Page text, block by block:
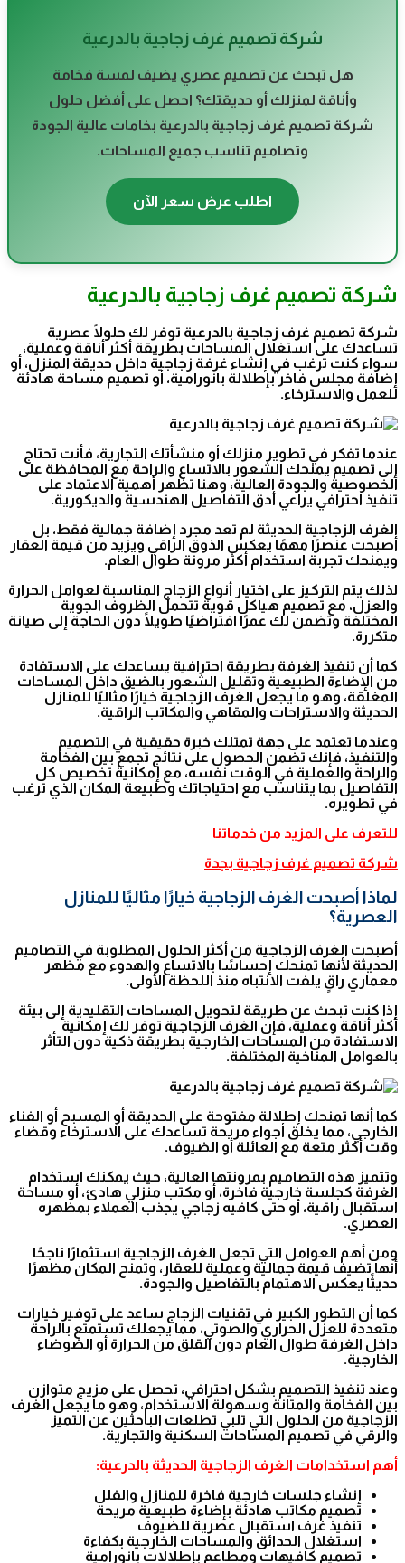
شركة تصميم غرف زجاجية بالدرعية
هل تبحث عن تصميم عصري يضيف لمسة فخامة
وأناقة لمنزلك أو حديقتك؟ احصل على أفضل حلول
شركة تصميم غرف زجاجية بالدرعية بخامات عالية الجودة
وتصاميم تناسب جميع المساحات.
اطلب عرض سعر الآن
شركة تصميم غرف زجاجية بالدرعية
شركة تصميم غرف زجاجية بالدرعية توفر لك حلولًا عصرية
تساعدك على استغلال المساحات بطريقة أكثر أناقة وعملية،
سواء كنت ترغب في إنشاء غرفة زجاجية داخل حديقة المنزل، أو
إضافة مجلس فاخر بإطلالة بانورامية، أو تصميم مساحة هادئة
للعمل والاسترخاء.
عندما تفكر في تطوير منزلك أو منشأتك التجارية، فأنت تحتاج
إلى تصميم يمنحك الشعور بالاتساع والراحة مع المحافظة على
الخصوصية والجودة العالية، وهنا تظهر أهمية الاعتماد على
تنفيذ احترافي يراعي أدق التفاصيل الهندسية والديكورية.
الغرف الزجاجية الحديثة لم تعد مجرد إضافة جمالية فقط، بل
أصبحت عنصرًا مهمًا يعكس الذوق الراقي ويزيد من قيمة العقار
ويمنحك تجربة استخدام أكثر مرونة طوال العام.
لذلك يتم التركيز على اختيار أنواع الزجاج المناسبة لعوامل الحرارة
والعزل، مع تصميم هياكل قوية تتحمل الظروف الجوية
المختلفة وتضمن لك عمرًا افتراضيًا طويلًا دون الحاجة إلى صيانة
متكررة.
كما أن تنفيذ الغرفة بطريقة احترافية يساعدك على الاستفادة
من الإضاءة الطبيعية وتقليل الشعور بالضيق داخل المساحات
المغلقة، وهو ما يجعل الغرف الزجاجية خيارًا مثاليًا للمنازل
الحديثة والاستراحات والمقاهي والمكاتب الراقية.
وعندما تعتمد على جهة تمتلك خبرة حقيقية في التصميم
والتنفيذ، فإنك تضمن الحصول على نتائج تجمع بين الفخامة
والراحة والعملية في الوقت نفسه، مع إمكانية تخصيص كل
التفاصيل بما يتناسب مع احتياجاتك وطبيعة المكان الذي ترغب
في تطويره.
للتعرف على المزيد من خدماتنا
شركة تصميم غرف زجاجية بجدة
لماذا أصبحت الغرف الزجاجية خيارًا مثاليًا للمنازل
العصرية؟
أصبحت الغرف الزجاجية من أكثر الحلول المطلوبة في التصاميم
الحديثة لأنها تمنحك إحساسًا بالاتساع والهدوء مع مظهر
معماري راقٍ يلفت الانتباه منذ اللحظة الأولى.
إذا كنت تبحث عن طريقة لتحويل المساحات التقليدية إلى بيئة
أكثر أناقة وعملية، فإن الغرف الزجاجية توفر لك إمكانية
الاستفادة من المساحات الخارجية بطريقة ذكية دون التأثر
بالعوامل المناخية المختلفة.
كما أنها تمنحك إطلالة مفتوحة على الحديقة أو المسبح أو الفناء
الخارجي، مما يخلق أجواء مريحة تساعدك على الاسترخاء وقضاء
وقت أكثر متعة مع العائلة أو الضيوف.
وتتميز هذه التصاميم بمرونتها العالية، حيث يمكنك استخدام
الغرفة كجلسة خارجية فاخرة، أو مكتب منزلي هادئ، أو مساحة
استقبال راقية، أو حتى كافيه زجاجي يجذب العملاء بمظهره
العصري.
ومن أهم العوامل التي تجعل الغرف الزجاجية استثمارًا ناجحًا
أنها تضيف قيمة جمالية وعملية للعقار، وتمنح المكان مظهرًا
حديثًا يعكس الاهتمام بالتفاصيل والجودة.
كما أن التطور الكبير في تقنيات الزجاج ساعد على توفير خيارات
متعددة للعزل الحراري والصوتي، مما يجعلك تستمتع بالراحة
داخل الغرفة طوال العام دون القلق من الحرارة أو الضوضاء
الخارجية.
وعند تنفيذ التصميم بشكل احترافي، تحصل على مزيج متوازن
بين الفخامة والمتانة وسهولة الاستخدام، وهو ما يجعل الغرف
الزجاجية من الحلول التي تلبي تطلعات الباحثين عن التميز
والرقي في تصميم المساحات السكنية والتجارية.
أهم استخدامات الغرف الزجاجية الحديثة بالدرعية:
إنشاء جلسات خارجية فاخرة للمنازل والفلل
تصميم مكاتب هادئة بإضاءة طبيعية مريحة
تنفيذ غرف استقبال عصرية للضيوف
استغلال الحدائق والمساحات الخارجية بكفاءة
تصميم كافيهات ومطاعم بإطلالات بانورامية